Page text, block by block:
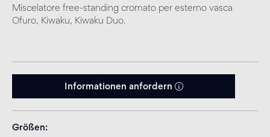
Miscelatore free-standing cromato per esterno vasca
Ofuro, Kiwaku, Kiwaku Duo.
Informationen anfordern
Größen